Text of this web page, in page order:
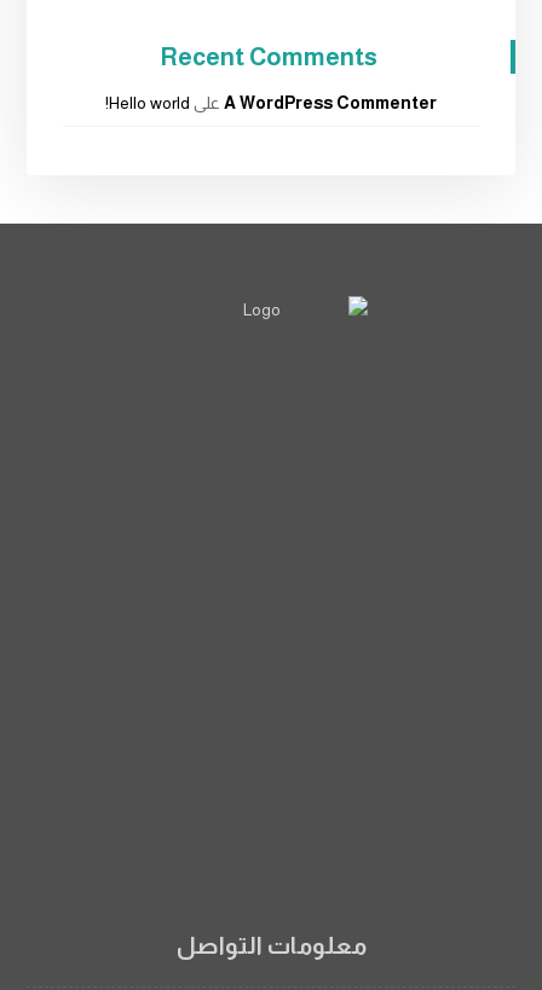
Recent Comments
A WordPress Commenter على Hello world!
معلومات التواصل